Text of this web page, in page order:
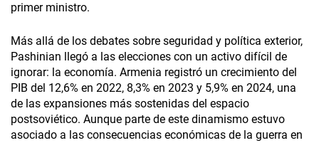
primer ministro.
Más allá de los debates sobre seguridad y política exterior,
Pashinian llegó a las elecciones con un activo difícil de
ignorar: la economía. Armenia registró un crecimiento del
PIB del 12,6% en 2022, 8,3% en 2023 y 5,9% en 2024, una
de las expansiones más sostenidas del espacio
postsoviético. Aunque parte de este dinamismo estuvo
asociado a las consecuencias económicas de la guerra en